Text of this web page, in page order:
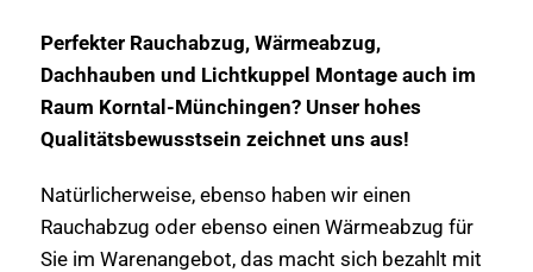
Perfekter Rauchabzug, Wärmeabzug,
Dachhauben und Lichtkuppel Montage auch im
Raum Korntal-Münchingen? Unser hohes
Qualitätsbewusstsein zeichnet uns aus!
Natürlicherweise, ebenso haben wir einen
Rauchabzug oder ebenso einen Wärmeabzug für
Sie im Warenangebot, das macht sich bezahlt mit